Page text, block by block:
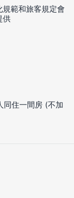
範和旅客規定會
供
同住一間房 (不加